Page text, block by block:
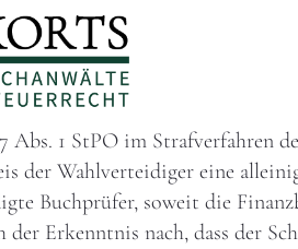
1 StPO im Strafverfahren
der Wahlverteidiger eine
Buchprüfer, soweit die
Erkenntnis nach, dass der